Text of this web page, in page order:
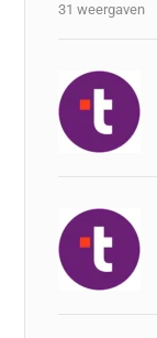
31 weergaven